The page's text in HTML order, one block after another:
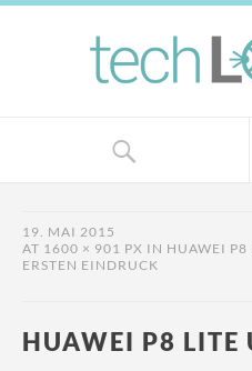
19. MAI 2015
AT 1600 × 901 PX IN HUAWEI
ERSTEN EINDRUCK
HUAWEI P8 LITE